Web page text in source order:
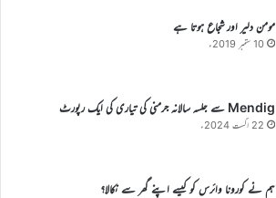
مومن دلیر اور شجاع ہوتا ہے
10 ستمبر 2019ء
Mendig سے جلسہ سالانہ جرمنی کی تیاری کی ایک رپورٹ
22 اگست 2024ء
ہم نے کورونا وائرس کو کیسے اپنے گھر سے نکالا؟